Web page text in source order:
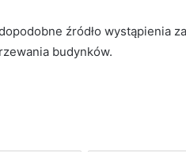
źródło wystąpienia
budynków.